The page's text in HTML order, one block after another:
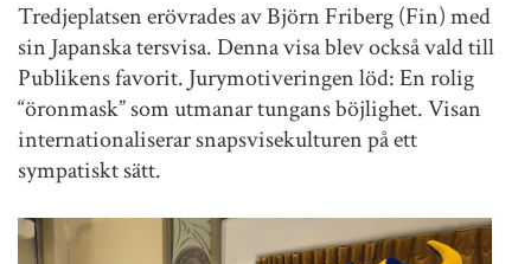
Tredjeplatsen erövrades av Björn Friberg (Fin) med
sin Japanska tersvisa. Denna visa blev också vald till
Publikens favorit. Jurymotiveringen löd: En rolig
“öronmask” som utmanar tungans böjlighet. Visan
internationaliserar snapsvisekulturen på ett
sympatiskt sätt.